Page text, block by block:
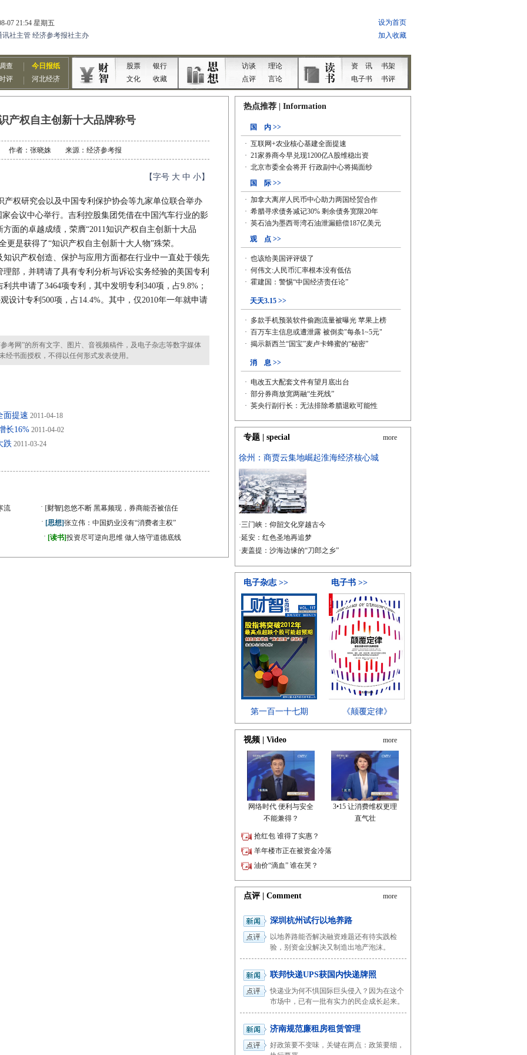
产权自主创新十大品牌称号
作者：张晓姝 来源：经济参考报
【字号 大 中 小】
权研究会以及中国专利保护协会等九家单位联合举办
家会议中心举行。吉利控股集团凭借在中国汽车行业的影
面的卓越成绩，荣膺“2011知识产权自主创新十大品
更是获得了“知识产权自主创新十大人物”殊荣。
产权创造、保护与应用方面都在行业中一直处于领先
部，并聘请了具有专利分析与诉讼实务经验的美国专利
共申请了3464项专利，其中发明专利340项，占9.8%；
设计专利500项，占14.4%。其中，仅2010年一年就申请
网”的所有文字、图片、音视频稿件，及电子杂志等数字媒体
书面授权，不得以任何形式发表使用。
面提速 2011-04-18
长16% 2011-04-02
跌 2011-03-24
流 · [财智]忽悠不断 黑幕频现，券商能否被信任
· [思想]张立伟：中国奶业没有“消费者主权”
· [读书]投资尽可逆向思维 做人恪守道德底线